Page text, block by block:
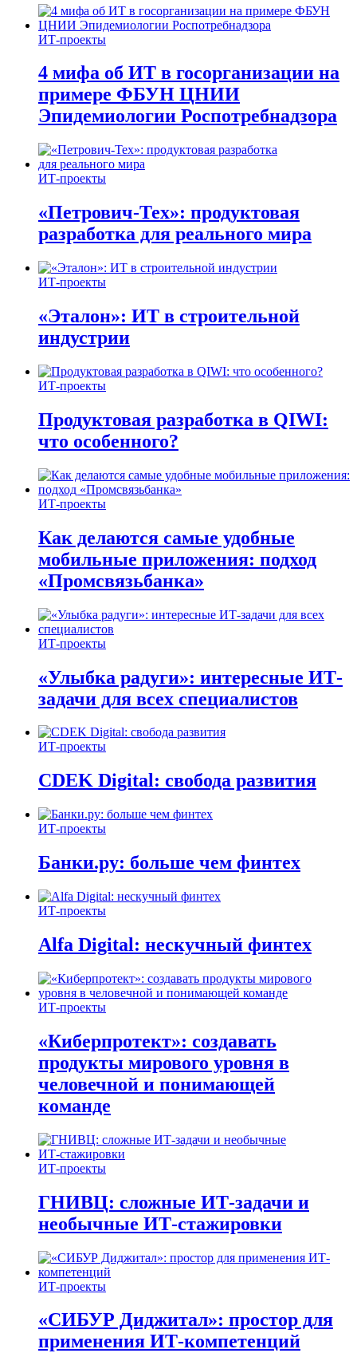
ИТ-проекты
4 мифа об ИТ в госорганизации на
примере ФБУН ЦНИИ
Эпидемиологии Роспотребнадзора
ИТ-проекты
«Петрович-Тех»: продуктовая
разработка для реального мира
ИТ-проекты
«Эталон»: ИТ в строительной
индустрии
ИТ-проекты
Продуктовая разработка в QIWI:
что особенного?
ИТ-проекты
Как делаются самые удобные
мобильные приложения: подход
«Промсвязьбанка»
ИТ-проекты
«Улыбка радуги»: интересные ИТ-
задачи для всех специалистов
ИТ-проекты
CDEK Digital: свобода развития
ИТ-проекты
Банки.ру: больше чем финтех
ИТ-проекты
Alfa Digital: нескучный финтех
ИТ-проекты
«Киберпротект»: создавать
продукты мирового уровня в
человечной и понимающей
команде
ИТ-проекты
ГНИВЦ: сложные ИТ‑задачи и
необычные ИТ‑стажировки
ИТ-проекты
«СИБУР Диджитал»: простор для
применения ИТ-компетенций